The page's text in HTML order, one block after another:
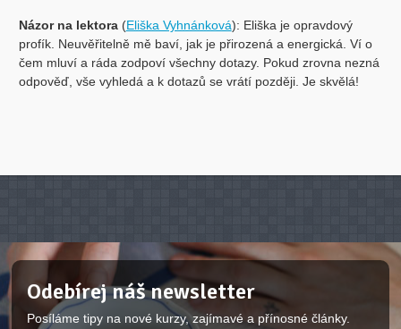
Názor na lektora(Eliška Vyhnánková): Eliška je opravdový
profík. Neuvěřitelně mě baví, jak je přirozená a energická. Ví o
čem mluví a ráda zodpoví všechny dotazy. Pokud zrovna nezná
odpověď, vše vyhledá a k dotazů se vrátí později. Je skvělá!
Odebírej náš newsletter
Posíláme tipy na nové kurzy, zajímavé a přínosné články.